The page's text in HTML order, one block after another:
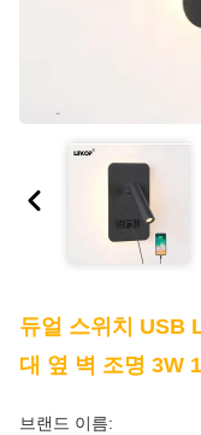
듀얼 스위치 USB
대 옆 벽 조명 3W
브랜드 이름: